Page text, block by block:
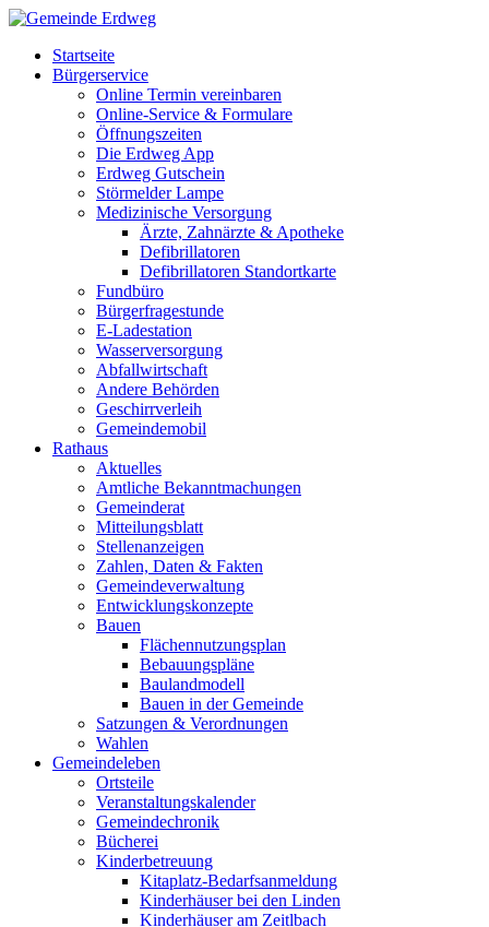
Startseite
Bürgerservice
Online Termin vereinbaren
Online-Service & Formulare
Öffnungszeiten
Die Erdweg App
Erdweg Gutschein
Störmelder Lampe
Medizinische Versorgung
Ärzte, Zahnärzte & Apotheke
Defibrillatoren
Defibrillatoren Standortkarte
Fundbüro
Bürgerfragestunde
E-Ladestation
Wasserversorgung
Abfallwirtschaft
Andere Behörden
Geschirrverleih
Gemeindemobil
Rathaus
Aktuelles
Amtliche Bekanntmachungen
Gemeinderat
Mitteilungsblatt
Stellenanzeigen
Zahlen, Daten & Fakten
Gemeindeverwaltung
Entwicklungskonzepte
Bauen
Flächennutzungsplan
Bebauungspläne
Baulandmodell
Bauen in der Gemeinde
Satzungen & Verordnungen
Wahlen
Gemeindeleben
Ortsteile
Veranstaltungskalender
Gemeindechronik
Bücherei
Kinderbetreuung
Kitaplatz-Bedarfsanmeldung
Kinderhäuser bei den Linden
Kinderhäuser am Zeitlbach